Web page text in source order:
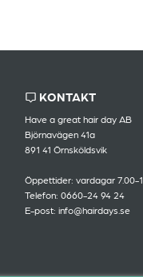
KONTAKT
Have a great hair day AB
Björnavägen 41a
891 41 Örnsköldsvik
Öppettider: vardagar 7.00-
Telefon: 0660-24 94 24
E-post: info@hairdays.se